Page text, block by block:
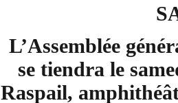
L’Assemblée
se tiendra le
Raspail,